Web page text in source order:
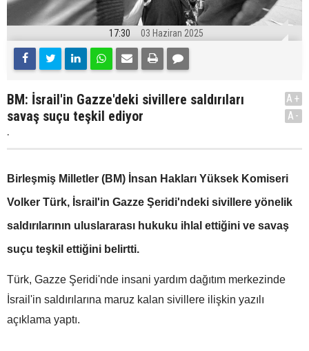
17:30 03 Haziran 2025
BM: İsrail'in Gazze'deki sivillere saldırıları
savaş suçu teşkil ediyor
.
A+
A-
Birleşmiş Milletler (BM) İnsan Hakları Yüksek Komiseri
Volker Türk, İsrail'in Gazze Şeridi'ndeki sivillere yönelik
saldırılarının uluslararası hukuku ihlal ettiğini ve savaş
suçu teşkil ettiğini belirtti.
Türk, Gazze Şeridi'nde insani yardım dağıtım merkezinde
İsrail'in saldırılarına maruz kalan sivillere ilişkin yazılı
açıklama yaptı.